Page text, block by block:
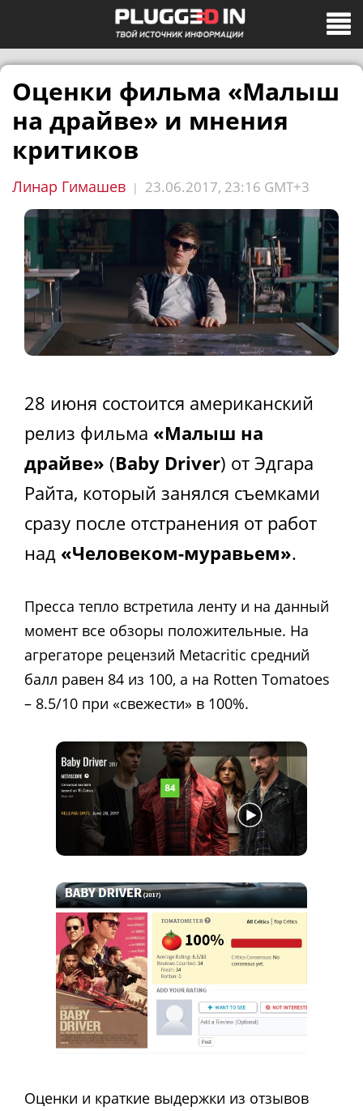
Оценки фильма «Малыш
на драйве» и мнения
критиков
Линар Гимашев | 23.06.2017, 23:16 GMT+3
28 июня состоится американский
релиз фильма «Малыш на
драйве» (Baby Driver) от Эдгара
Райта, который занялся съемками
сразу после отстранения от работ
над «Человеком-муравьем».
Пресса тепло встретила ленту и на данный
момент все обзоры положительные. На
агрегаторе рецензий Metacritic средний
балл равен 84 из 100, а на Rotten Tomatoes
– 8.5/10 при «свежести» в 100%.
Оценки и краткие выдержки из отзывов